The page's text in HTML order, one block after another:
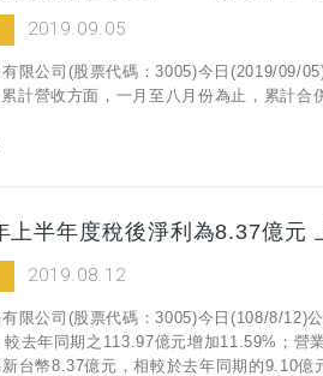
2019.09.05
限公司(股票代碼：3005)今日(2019/09/
計營收方面，一月至八月份為止，累計
上半年度稅後淨利為8.37億元
2019.08.12
限公司(股票代碼：3005)今日(108/8/12)
去年同期之113.97億元增加11.59%；營
台幣8.37億元，相較於去年同期的9.10